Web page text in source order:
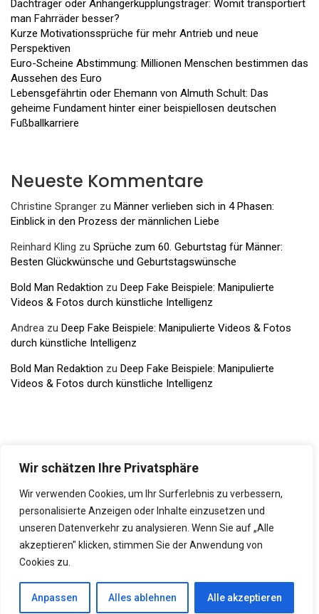
Wir schätzen Ihre Privatsphäre
Wir verwenden Cookies, um Ihr Surferlebnis zu verbessern,
personalisierte Anzeigen oder Inhalte einzusetzen und
unseren Datenverkehr zu analysieren. Wenn Sie auf „Alle
akzeptieren" klicken, stimmen Sie der Anwendung von
Cookies zu.
Anpassen Alles ablehnen Alle akzeptieren
Dachträger oder Anhängerkupplungsträger: Womit transportiert
man Fahrräder besser?
Kurze Motivationssprüche für mehr Antrieb und neue
Perspektiven
Euro-Scheine Abstimmung: Millionen Menschen bestimmen das
Aussehen des Euro
Lebensgefährtin oder Ehemann von Almuth Schult: Das
geheime Fundament hinter einer beispiellosen deutschen
Fußballkarriere
Neueste Kommentare
Christine Spranger zu Männer verlieben sich in 4 Phasen:
Einblick in den Prozess der männlichen Liebe
Reinhard Kling zu Sprüche zum 60. Geburtstag für Männer:
Besten Glückwünsche und Geburtstagswünsche
Bold Man Redaktion zu Deep Fake Beispiele: Manipulierte
Videos & Fotos durch künstliche Intelligenz
Andrea zu Deep Fake Beispiele: Manipulierte Videos & Fotos
durch künstliche Intelligenz
Bold Man Redaktion zu Deep Fake Beispiele: Manipulierte
Videos & Fotos durch künstliche Intelligenz
DATENSCHUTZERKLÄRUNG WERBUNG
ByBold Man Magazin